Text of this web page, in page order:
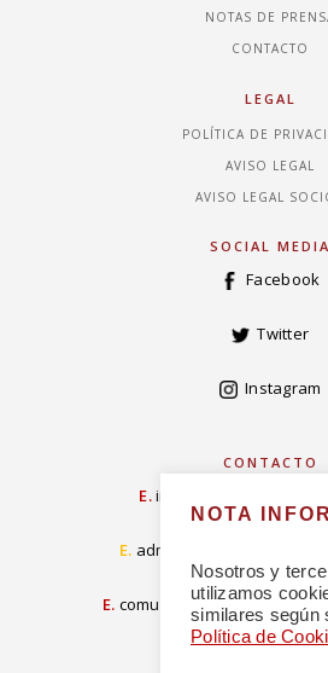
NOTAS DE
CONTACTO
LEGAL
POLÍTICA DE
AVISO LEGAL
AVISO LEGAL
SOCIAL MEDIA
Facebook
Twitter
Instagram
CONTACTO
E.
E.
E.
NOTA
Nosotros y
utilizamos
similares según
Política de